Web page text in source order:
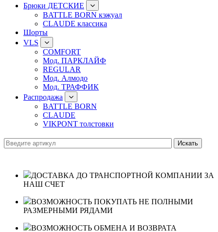
Брюки ДЕТСКИЕ
BATTLE BORN кэжуал
CLAUDE классика
Шорты
VLS
COMFORT
Мод. ПАРКЛАЙФ
REGULAR
Мод. Алмодо
Мод. ТРАФФИК
Распродажа
BATTLE BORN
CLAUDE
VIKPONT толстовки
ДОСТАВКА ДО ТРАНСПОРТНОЙ КОМПАНИИ ЗА
НАШ СЧЕТ
ВОЗМОЖНОСТЬ ПОКУПАТЬ НЕ ПОЛНЫМИ
РАЗМЕРНЫМИ РЯДАМИ
ВОЗМОЖНОСТЬ ОБМЕНА И ВОЗВРАТА